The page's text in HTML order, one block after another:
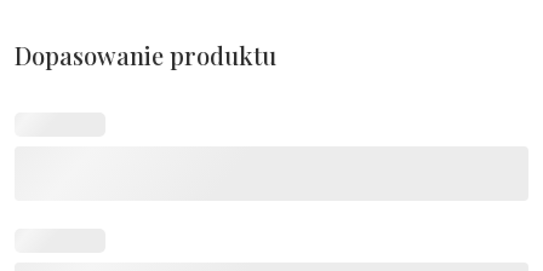
Dopasowanie produktu